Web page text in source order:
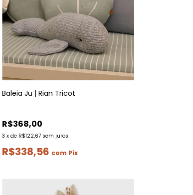
Baleia Ju | Rian Tricot
R$368,00
3 x de R$122,67 sem juros
R$338,56 com Pix